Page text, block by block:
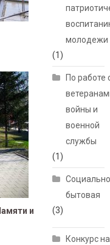
и
молодежи
(1)
По работе
войны и
военной
службы
(1)
бытовая
(3)
Конкурс на